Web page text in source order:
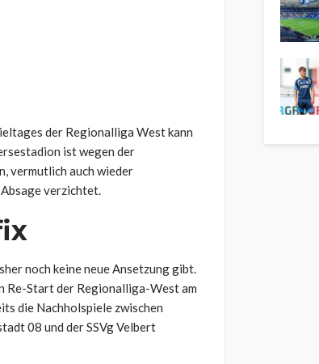
der Regionalliga West kann
ist wegen der
vermutlich auch wieder
verzichtet.
noch keine neue Ansetzung gibt.
Re-Start der Regionalliga-West am
die Nachholspiele zwischen
08 und der SSVg Velbert